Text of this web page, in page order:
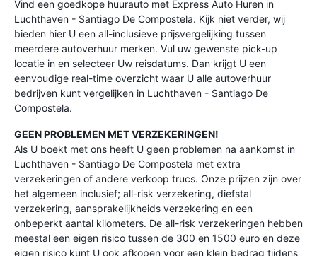
Vind een goedkope huurauto met Express Auto Huren in
Luchthaven - Santiago De Compostela. Kijk niet verder, wij
bieden hier U een all-inclusieve prijsvergelijking tussen
meerdere autoverhuur merken. Vul uw gewenste pick-up
locatie in en selecteer Uw reisdatums. Dan krijgt U een
eenvoudige real-time overzicht waar U alle autoverhuur
bedrijven kunt vergelijken in Luchthaven - Santiago De
Compostela.
GEEN PROBLEMEN MET VERZEKERINGEN!
Als U boekt met ons heeft U geen problemen na aankomst in
Luchthaven - Santiago De Compostela met extra
verzekeringen of andere verkoop trucs. Onze prijzen zijn over
het algemeen inclusief; all-risk verzekering, diefstal
verzekering, aansprakelijkheids verzekering en een
onbeperkt aantal kilometers. De all-risk verzekeringen hebben
meestal een eigen risico tussen de 300 en 1500 euro en deze
eigen risico kunt U ook afkopen voor een klein bedrag tijdens